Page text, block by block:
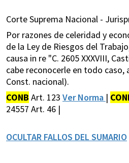
Corte Suprema Nacional -
Por razones de celeridad y
de la Ley de Riesgos del
causa in re "C. 2605 XXXVIII,
cabe reconocerle en todo
Const. nacional).
CONB Art. 123 Ver Norma |
24557 Art. 46 |
OCULTAR FALLOS DEL SUMARIO